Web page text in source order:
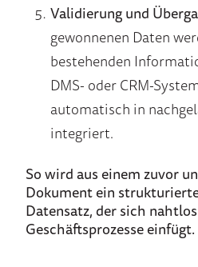
Validierung und
gewonnenen Daten
bestehenden
DMS- oder CRM-
automatisch in
integriert.
So wird aus einem zuvor
Dokument ein
Datensatz, der sich
Geschäftsprozesse einfügt.